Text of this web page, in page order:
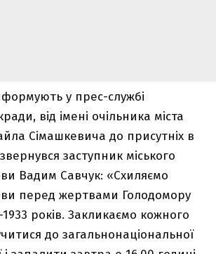
у прес-службі
від імені очільника міста
Сімашкевича до присутніх в
заступник міського
Вадим Савчук: «Cхиляємо
перед жертвами Голодомору
1933 років. Закликаємо кожного
до загальнонаціональної